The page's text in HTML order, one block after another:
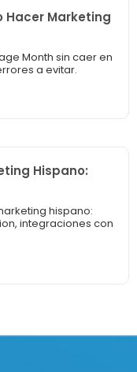
Hacer Marketing
Month sin caer en
a evitar.
Hispano:
hispano:
integraciones con